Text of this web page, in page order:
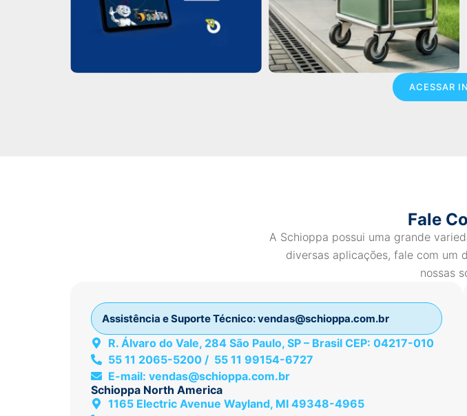
ACESSAR
Fale
A Schioppa possui uma grande
diversas aplicações, fale com um
nossas
Assistência e Suporte Técnico:vendas@schioppa.com.br
R. Álvaro do Vale, 284 São Paulo, SP – Brasil CEP: 04217-010
55 11 2065-5200 / 55 11 99154-6727
E-mail: vendas@schioppa.com.br
Schioppa North America
1165 Electric Avenue Wayland, MI 49348-4965